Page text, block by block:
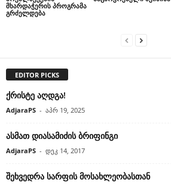
მხარდაჭერის პროგრამა
გრძელდება
EDITOR PICKS
ქრისტე აღდგა!
AdjaraPS - აპრ 19, 2025
ასმათ დიასამიძის ბრიფინგი
AdjaraPS - დეკ 14, 2017
შეხვედრა სარფის მოსახლეობასთან